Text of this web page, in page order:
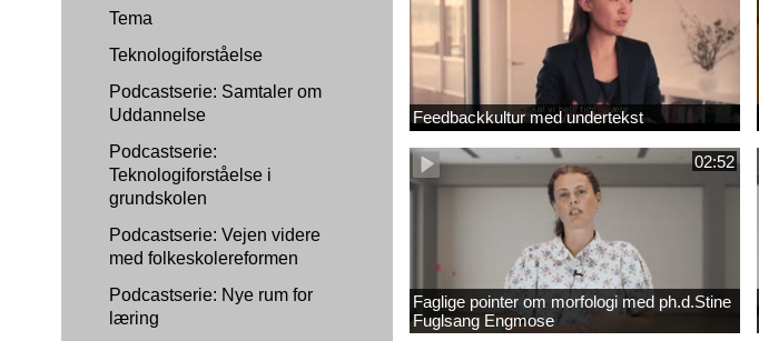
Tema
Teknologiforståelse
Podcastserie: Samtaler om
Uddannelse
Podcastserie:
Teknologiforståelse i
grundskolen
Podcastserie: Vejen videre
med folkeskolereformen
Podcastserie: Nye rum for
læring
Feedbackkultur med undertekst
02:52
Faglige pointer om morfologi med ph.d.Stine
Fuglsang Engmose